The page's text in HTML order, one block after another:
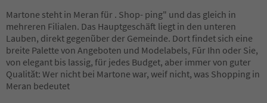
Martone steht in Meran für . Shop- ping" und das gleich in
mehreren Filialen. Das Hauptgeschäft liegt in den unteren
Lauben, direkt gegenũber der Gemeinde. Dort findet sich eine
breite Palette von Angeboten und Modelabels, Fūr Ihn oder Sie,
von elegant bis lassig, für jedes Budget, aber immer von guter
Qualităt: Wer nicht bei Martone war, weif nicht, was Shopping in
Meran bedeutet